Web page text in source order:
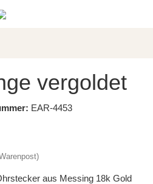
vergoldet
EAR-4453
aus Messing 18k Gold